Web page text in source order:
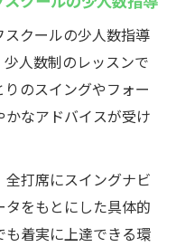
クールの少人数指導
人数制のレッスンで
のスイングやフォー
なアドバイスが受け
打席にスイングナビ
をもとにした具体的
着実に上達できる環